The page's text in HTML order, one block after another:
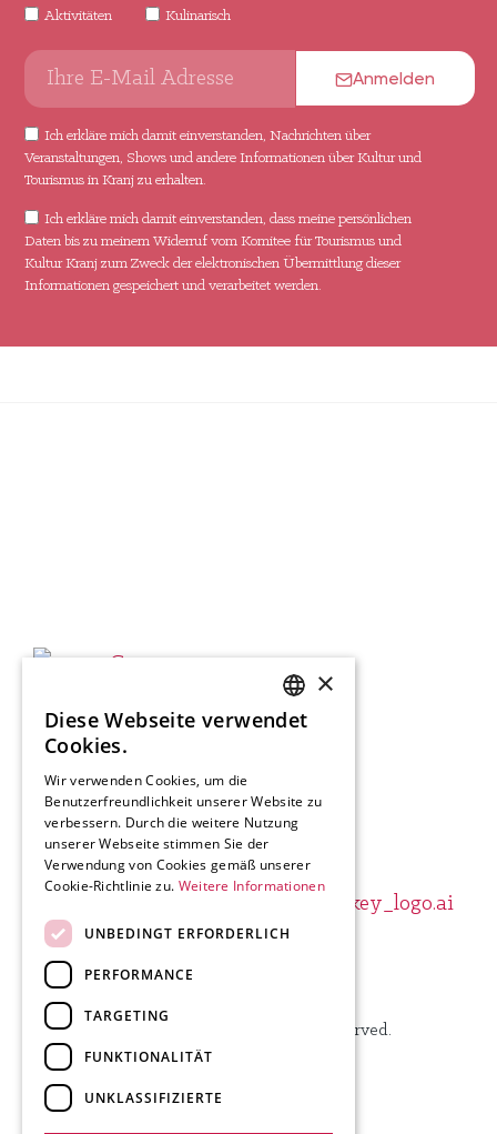
Aktivitäten Kulinarisch
Ich erkläre mich damit einverstanden, Nachrichten über
Veranstaltungen, Shows und andere Informationen über Kultur und
Tourismus in Kranj zu erhalten.
Ich erkläre mich damit einverstanden, dass meine persönlichen
Daten bis zu meinem Widerruf vom Komitee für Tourismus und
Kultur Kranj zum Zweck der elektronischen Übermittlung dieser
Informationen gespeichert und verarbeitet werden.
Anmelden
© 2024 Visit Kranj, All Rights Reserved.
SLOVENIAN
GERMAN
×
Diese Webseite verwendet
Cookies.
Wir verwenden Cookies, um die
Benutzerfreundlichkeit unserer Website zu
verbessern. Durch die weitere Nutzung
unserer Webseite stimmen Sie der
Verwendung von Cookies gemäß unserer
Cookie-Richtlinie zu. Weitere Informationen
UNBEDINGT ERFORDERLICH
PERFORMANCE
TARGETING
FUNKTIONALITÄT
UNKLASSIFIZIERTE